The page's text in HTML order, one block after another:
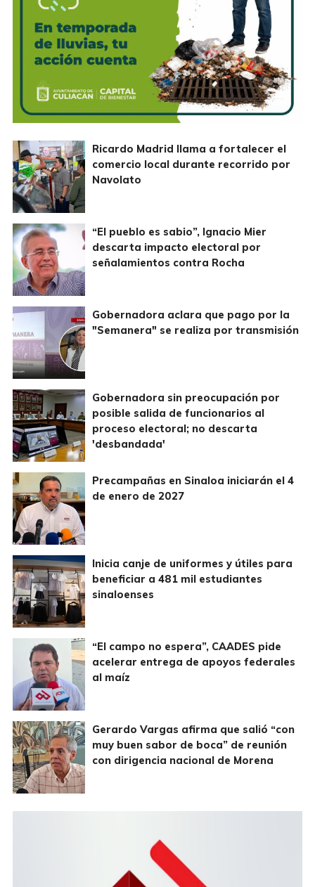
Ricardo Madrid llama a fortalecer el
comercio local durante recorrido por
Navolato
“El pueblo es sabio”, Ignacio Mier
descarta impacto electoral por
señalamientos contra Rocha
Gobernadora aclara que pago por la
"Semanera" se realiza por transmisión
Gobernadora sin preocupación por
posible salida de funcionarios al
proceso electoral; no descarta
'desbandada'
Precampañas en Sinaloa iniciarán el 4
de enero de 2027
Inicia canje de uniformes y útiles para
beneficiar a 481 mil estudiantes
sinaloenses
“El campo no espera”, CAADES pide
acelerar entrega de apoyos federales
al maíz
Gerardo Vargas afirma que salió “con
muy buen sabor de boca” de reunión
con dirigencia nacional de Morena